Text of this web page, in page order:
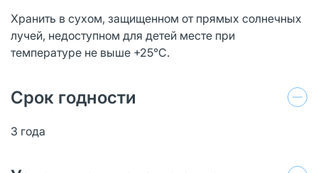
Хранить в сухом, защищенном от прямых солнечных
лучей, недоступном для детей месте при
температуре не выше +25°С.
Срок годности
3 года